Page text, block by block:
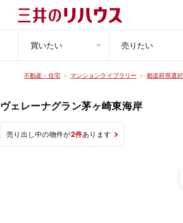
買いたい 売りたい
不動産・住宅 マンションライブラリー 都道府県選択
ヴェレーナグラン茅ヶ崎東海岸
売り出し中の物件が2件あります